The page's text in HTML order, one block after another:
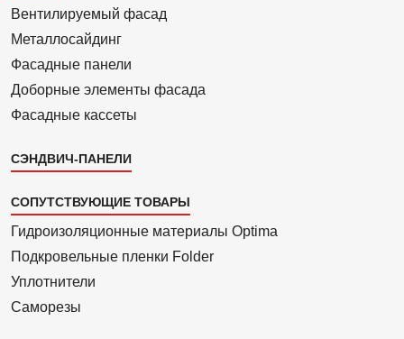
2
Вентилиру­емый фасад
Металло­сайдинг
Фасадные панели
Доборные элементы фасада
Фасадные кассеты
СЭНДВИЧ-ПАНЕЛИ
СОПУТСТВУЮЩИЕ ТОВАРЫ
Гидроизоля­ционные материалы Optima
Подкровель­ные пленки Folder
Уплотнители
Саморезы